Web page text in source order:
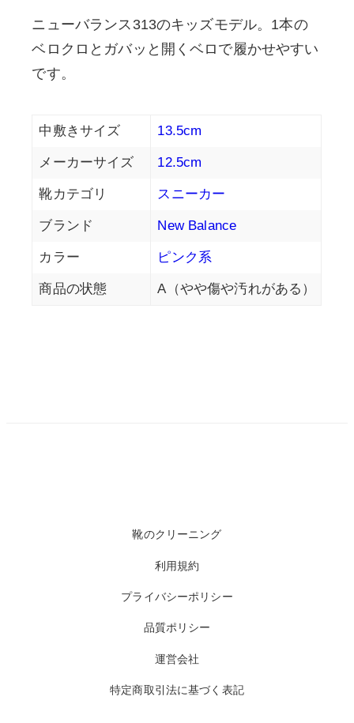
ニューバランス313のキッズモデル。1本の
ベロクロとガバッと開くベロで履かせやすい
です。
中敷きサイズ 13.5cm
メーカーサイズ 12.5cm
靴カテゴリ スニーカー
ブランド New Balance
カラー ピンク系
商品の状態 A（やや傷や汚れがある）
靴のクリーニング
利用規約
プライバシーポリシー
品質ポリシー
運営会社
特定商取引法に基づく表記